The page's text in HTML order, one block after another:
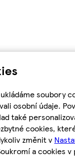
soubory
osobní údaje.
také
cookies,
změnit v
a cookies